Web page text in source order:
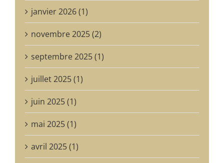
janvier 2026 (1)
novembre 2025 (2)
septembre 2025 (1)
juillet 2025 (1)
juin 2025 (1)
mai 2025 (1)
avril 2025 (1)